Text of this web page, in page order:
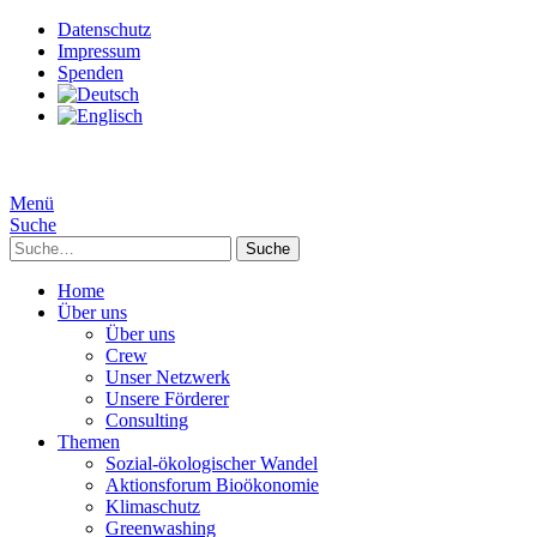
Datenschutz
Impressum
Spenden
Menü
Suche
Suche
Home
Über uns
Über uns
Crew
Unser Netzwerk
Unsere Förderer
Consulting
Themen
Sozial-ökologischer Wandel
Aktionsforum Bioökonomie
Klimaschutz
Greenwashing